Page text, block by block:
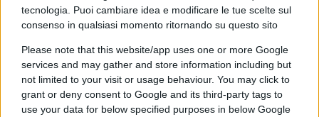
tecnologia. Puoi cambiare idea e modificare le tue scelte sul
consenso in qualsiasi momento ritornando su questo sito
Please note that this website/app uses one or more Google
services and may gather and store information including but
not limited to your visit or usage behaviour. You may click to
grant or deny consent to Google and its third-party tags to
use your data for below specified purposes in below Google
Poi, una punturina di Zanzara anche sulla mania
green. “Spesso è ideologia ma dietro ci sono
anche grandi interessi economici. È una guerra tra
grandi interessi economici in cui il vantaggio
ambientale è spesso molto molto relativo”. E il